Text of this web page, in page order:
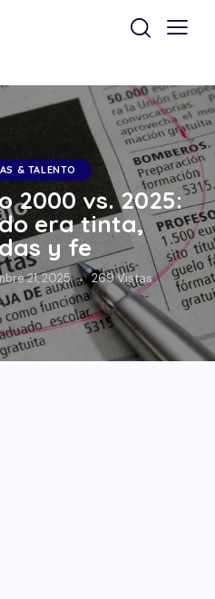
& TALENTO
2000 vs. 2025:
era tinta,
y fe
21, 2025 269 Vistas